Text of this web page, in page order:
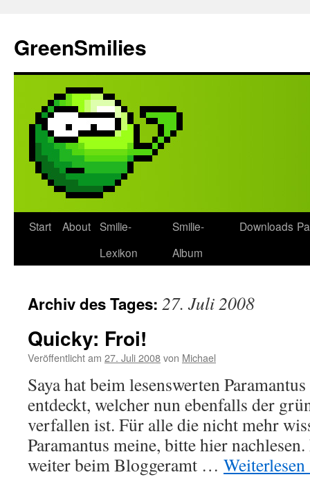
springen
GreenSmilies
Start About Smilie-
Lexikon
Smilie-
Album
Downloads
Archiv des Tages: 27. Juli 2008
Quicky: Froi!
Veröffentlicht am 27. Juli 2008von Michael
Saya hat beim lesenswerten
entdeckt, welcher nun ebenfalls der
verfallen ist. Für alle die nicht mehr
Paramantus meine, bitte hier
weiter beim Bloggeramt … Weiterlesen